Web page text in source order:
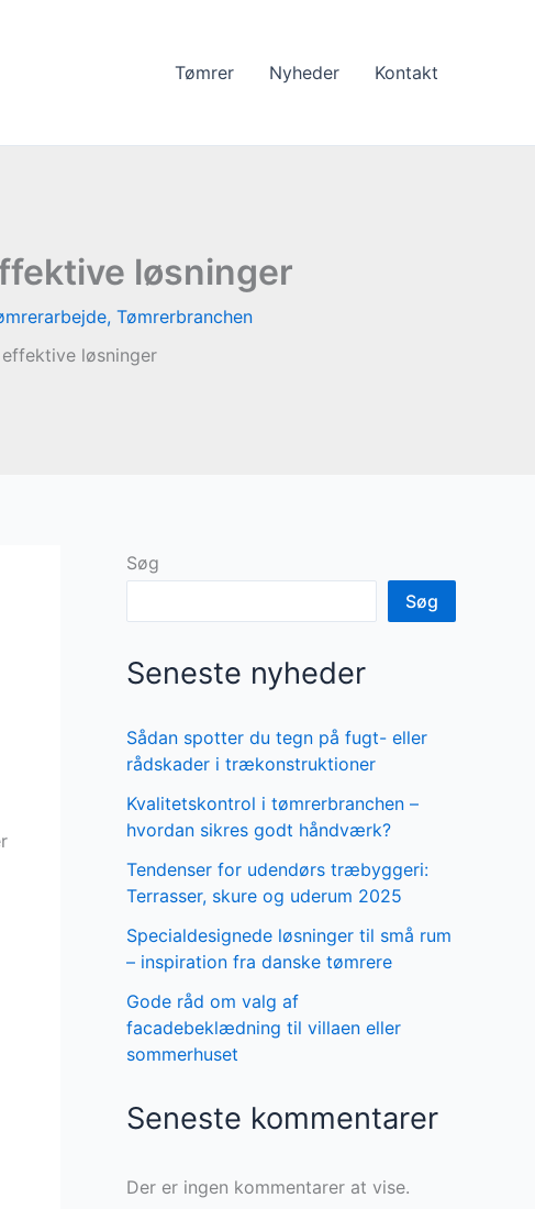
Tømrer Nyheder Kontakt
løsninger
, Tømrerbranchen
løsninger
Søg
Søg
Seneste nyheder
Sådan spotter du tegn på fugt- eller
rådskader i trækonstruktioner
Kvalitetskontrol i tømrerbranchen –
hvordan sikres godt håndværk?
Tendenser for udendørs træbyggeri:
Terrasser, skure og uderum 2025
Specialdesignede løsninger til små rum
– inspiration fra danske tømrere
Gode råd om valg af
facadebeklædning til villaen eller
sommerhuset
Seneste kommentarer
Der er ingen kommentarer at vise.